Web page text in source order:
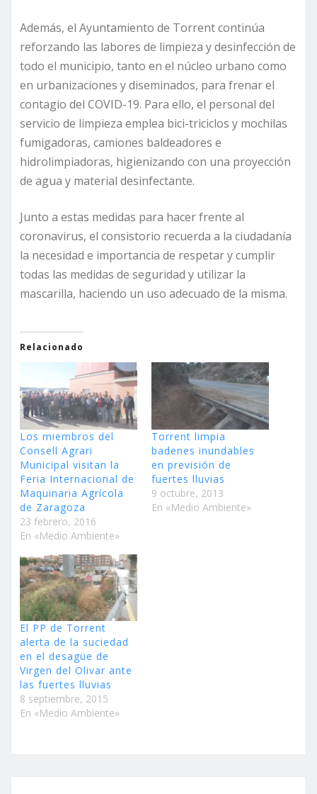
Además, el Ayuntamiento de Torrent continúa
reforzando las labores de limpieza y desinfección de
todo el municipio, tanto en el núcleo urbano como
en urbanizaciones y diseminados, para frenar el
contagio del COVID-19. Para ello, el personal del
servicio de limpieza emplea bici-triciclos y mochilas
fumigadoras, camiones baldeadores e
hidrolimpiadoras, higienizando con una proyección
de agua y material desinfectante.
Junto a estas medidas para hacer frente al
coronavirus, el consistorio recuerda a la ciudadanía
la necesidad e importancia de respetar y cumplir
todas las medidas de seguridad y utilizar la
mascarilla, haciendo un uso adecuado de la misma.
Relacionado
Los miembros del
Consell Agrari
Municipal visitan la
Feria Internacional de
Maquinaria Agrícola
de Zaragoza
23 febrero, 2016
En «Medio Ambiente»
Torrent limpia
badenes inundables
en previsión de
fuertes lluvias
9 octubre, 2013
En «Medio Ambiente»
El PP de Torrent
alerta de la suciedad
en el desagüe de
Virgen del Olivar ante
las fuertes lluvias
8 septiembre, 2015
En «Medio Ambiente»